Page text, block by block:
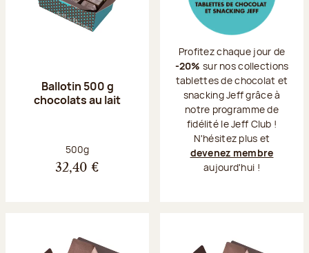
Ballotin 500 g
chocolats au lait
Poids net :
500g
32,40 €
Profitez chaque jour de
-20% sur nos collections
tablettes de chocolat et
snacking Jeff grâce à
notre programme de
fidélité le Jeff Club !
N'hésitez plus et
devenez membre
aujourd'hui !